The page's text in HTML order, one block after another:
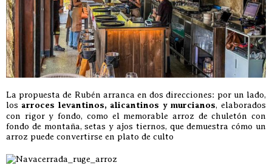
La propuesta de Rubén arranca en dos direcciones: por un lado,
los arroces levantinos, alicantinos y murcianos, elaborados
con rigor y fondo, como el memorable arroz de chuletón con
fondo de montaña, setas y ajos tiernos, que demuestra cómo un
arroz puede convertirse en plato de culto